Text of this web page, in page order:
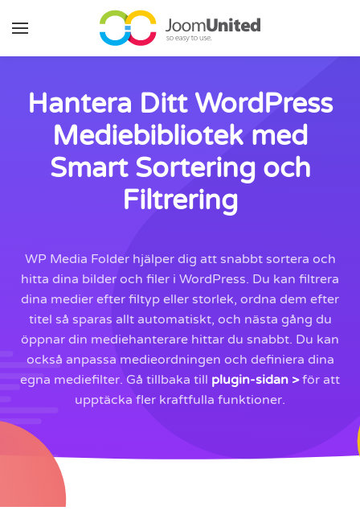
Hoppa till huvudinnehåll
Hantera Ditt WordPress
Mediebibliotek med
Smart Sortering och
Filtrering
WP Media Folder hjälper dig att snabbt sortera och
hitta dina bilder och filer i WordPress. Du kan filtrera
dina medier efter filtyp eller storlek, ordna dem efter
titel så sparas allt automatiskt, och nästa gång du
öppnar din mediehanterare hittar du snabbt. Du kan
också anpassa medieordningen och definiera dina
egna mediefilter. Gå tillbaka till plugin-sidan >för att
upptäcka fler kraftfulla funktioner.